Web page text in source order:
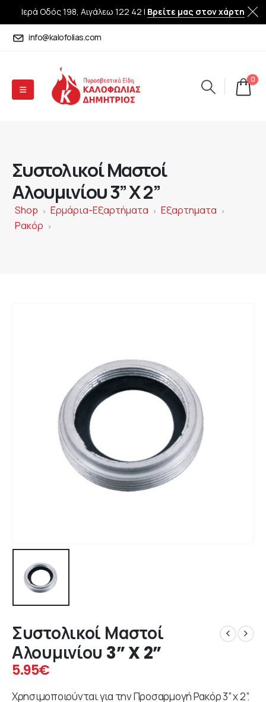
Ιερά Οδός 198, Αιγάλεω 122 42 | Βρείτε μας στον χάρτη
info@kalofolias.com
0
Συστολικοί Μαστοί
Αλουμινίου 3” X 2”
Shop > Ερμάρια-Εξαρτήματα > Εξαρτηματα >
Ρακόρ >
Συστολικοί Μαστοί
Αλουμινίου 3” X 2”
5.95€
Χρησιμοποιούνται για την Προσαρμογή Ρακόρ 3” x 2”.